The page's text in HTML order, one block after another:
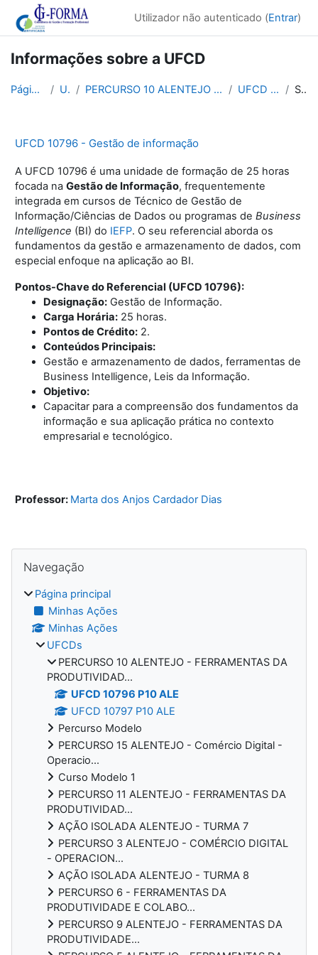
Ir para o conteúdo principal
Utilizador não autenticado (Entrar)
Informações sobre a UFCD
Página principal UFCDs PERCURSO 10 ALENTEJO - FERRAMENTAS DA PRODUTIVIDAD... UFCD 10796 P10 ALE Sumário
UFCD 10796 - Gestão de informação
A UFCD 10796 é uma unidade de formação de 25 horas
focada na Gestão de Informação, frequentemente
integrada em cursos de Técnico de Gestão de
Informação/Ciências de Dados ou programas de Business
Intelligence (BI) do IEFP. O seu referencial aborda os
fundamentos da gestão e armazenamento de dados, com
especial enfoque na aplicação ao BI.
Pontos-Chave do Referencial (UFCD 10796):
Designação: Gestão de Informação.
Carga Horária: 25 horas.
Pontos de Crédito: 2.
Conteúdos Principais:
Gestão e armazenamento de dados, ferramentas de
Business Intelligence, Leis da Informação.
Objetivo:
Capacitar para a compreensão dos fundamentos da
informação e sua aplicação prática no contexto
empresarial e tecnológico.
Professor: Marta dos Anjos Cardador Dias
Blocos
Navegação
Página principal
Minhas Ações
Minhas Ações
UFCDs
PERCURSO 10 ALENTEJO - FERRAMENTAS DA
PRODUTIVIDAD...
UFCD 10796 P10 ALE
UFCD 10797 P10 ALE
Percurso Modelo
PERCURSO 15 ALENTEJO - Comércio Digital -
Operacio...
Curso Modelo 1
PERCURSO 11 ALENTEJO - FERRAMENTAS DA
PRODUTIVIDAD...
AÇÃO ISOLADA ALENTEJO - TURMA 7
PERCURSO 3 ALENTEJO - COMÉRCIO DIGITAL
- OPERACION...
AÇÃO ISOLADA ALENTEJO - TURMA 8
PERCURSO 6 - FERRAMENTAS DA
PRODUTIVIDADE E COLABO...
PERCURSO 9 ALENTEJO - FERRAMENTAS DA
PRODUTIVIDADE...